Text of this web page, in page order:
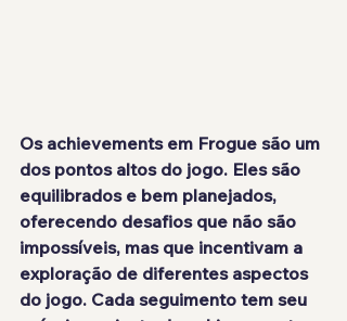
Os achievements em Frogue são um
dos pontos altos do jogo. Eles são
equilibrados e bem planejados,
oferecendo desafios que não são
impossíveis, mas que incentivam a
exploração de diferentes aspectos
do jogo. Cada seguimento tem seu